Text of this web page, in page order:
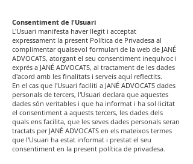
Consentiment de l'Usuari
L'Usuari manifesta haver llegit i acceptat
expressament la present Política de Privadesa al
complimentar qualsevol formulari de la web de JANÉ
ADVOCATS, atorgant el seu consentiment inequívoc i
exprés a JANÉ ADVOCATS, al tractament de les dades
d'acord amb les finalitats i serveis aquí reflectits.
En el cas que l'Usuari faciliti a JANÉ ADVOCATS dades
personals de tercers, l'Usuari declara que aquestes
dades són veritables i que ha informat i ha sol·licitat
el consentiment a aquests tercers, les dades dels
quals ens facilita, que les seves dades personals seran
tractats per JANÉ ADVOCATS en els mateixos termes
que l'Usuari ha estat informat i prestat el seu
consentiment en la present política de privadesa.